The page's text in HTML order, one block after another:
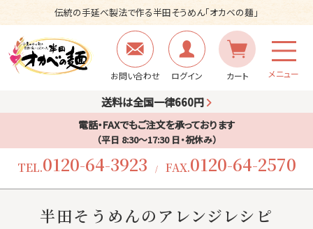
伝統の手延べ製法で作る半田そうめん「オカベの麺」
お問い合わせ ログイン カート メニュー
送料は全国一律660円
電話・FAXでもご注文を承っております
（平日 8:30〜17:30 日・祝休み）
TEL.0120-64-3923 / FAX.0120-64-2570
半田そうめんのアレンジレシピ